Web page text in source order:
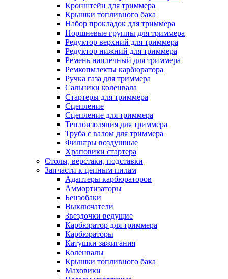
Кронштейн для триммера
Крышки топливного бака
Набор прокладок для триммера
Поршневые группы для триммера
Редуктор верхний для триммера
Редуктор нижний для триммера
Ремень наплечный для триммера
Ремкопмлекты карбюратора
Ручка газа для триммера
Сальники коленвала
Стартеры для триммера
Сцепление
Сцепление для триммера
Теплоизоляция для триммера
Труба с валом для триммера
Фильтры воздушные
Храповики стартера
Столы, верстаки, подставки
Запчасти к цепным пилам
Адаптеры карбюраторов
Аммортизаторы
Бензобаки
Выключатели
Звездочки ведущие
Карбюратор для триммера
Карбюраторы
Катушки зажигания
Коленвалы
Крышки топливного бака
Маховики